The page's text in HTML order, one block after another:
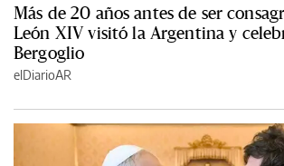
Más de 20 años antes de ser
León XIV visitó la Argentina y
Bergoglio
elDiarioAR